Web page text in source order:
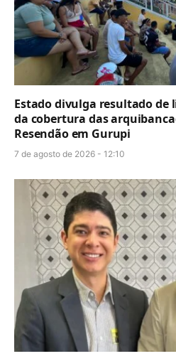
Estado divulga resultado de
da cobertura das
Resendão em Gurupi
7 de agosto de 2026 - 12:10